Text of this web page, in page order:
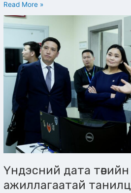
Read More »
Үндэсний дата төвийн
ажиллагаатай
Үндэсний
дата
төвийн
Нөөц
төвийн
үйл
ажиллагаатай
танилцлаа